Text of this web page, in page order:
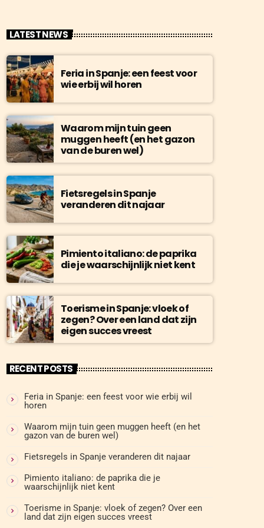
LATEST NEWS
Feria in Spanje: een feest voor
wie erbij wil horen
Waarom mijn tuin geen
muggen heeft (en het gazon
van de buren wel)
Fietsregels in Spanje
veranderen dit najaar
Pimiento italiano: de paprika
die je waarschijnlijk niet kent
Toerisme in Spanje: vloek of
zegen? Over een land dat zijn
eigen succes vreest
RECENT POSTS
Feria in Spanje: een feest voor wie erbij wil
horen
Waarom mijn tuin geen muggen heeft (en het
gazon van de buren wel)
Fietsregels in Spanje veranderen dit najaar
Pimiento italiano: de paprika die je
waarschijnlijk niet kent
Toerisme in Spanje: vloek of zegen? Over een
land dat zijn eigen succes vreest